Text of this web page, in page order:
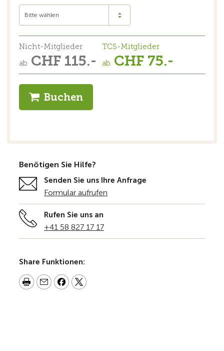
Bitte wählen
Nicht-Mitglieder
ab CHF 115.-
TCS-Mitglieder
ab CHF 75.-
Buchen
Benötigen Sie Hilfe?
Senden Sie uns Ihre Anfrage
Formular aufrufen
Rufen Sie uns an
+41 58 827 17 17
Share Funktionen: